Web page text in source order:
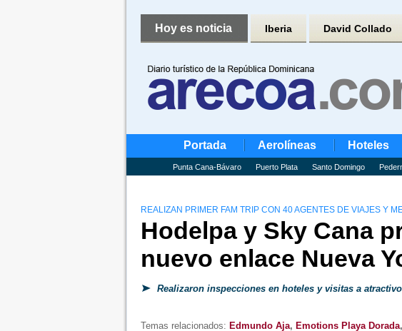
Hoy es noticia Iberia David Collado
Portada Aerolíneas Hoteles
Punta Cana-Bávaro Puerto Plata Santo Domingo
REALIZAN PRIMER FAM TRIP CON 40 AGENTES DE VIAJES Y
Hodelpa y Sky Cana
nuevo enlace Nueva
Realizaron inspecciones en hoteles y visitas a
Temas relacionados: Edmundo Aja, Emotions Playa Dorada,